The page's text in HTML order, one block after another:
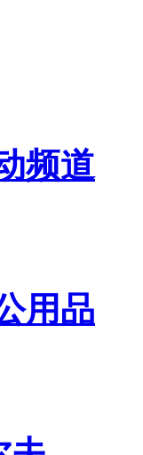
频道
用品